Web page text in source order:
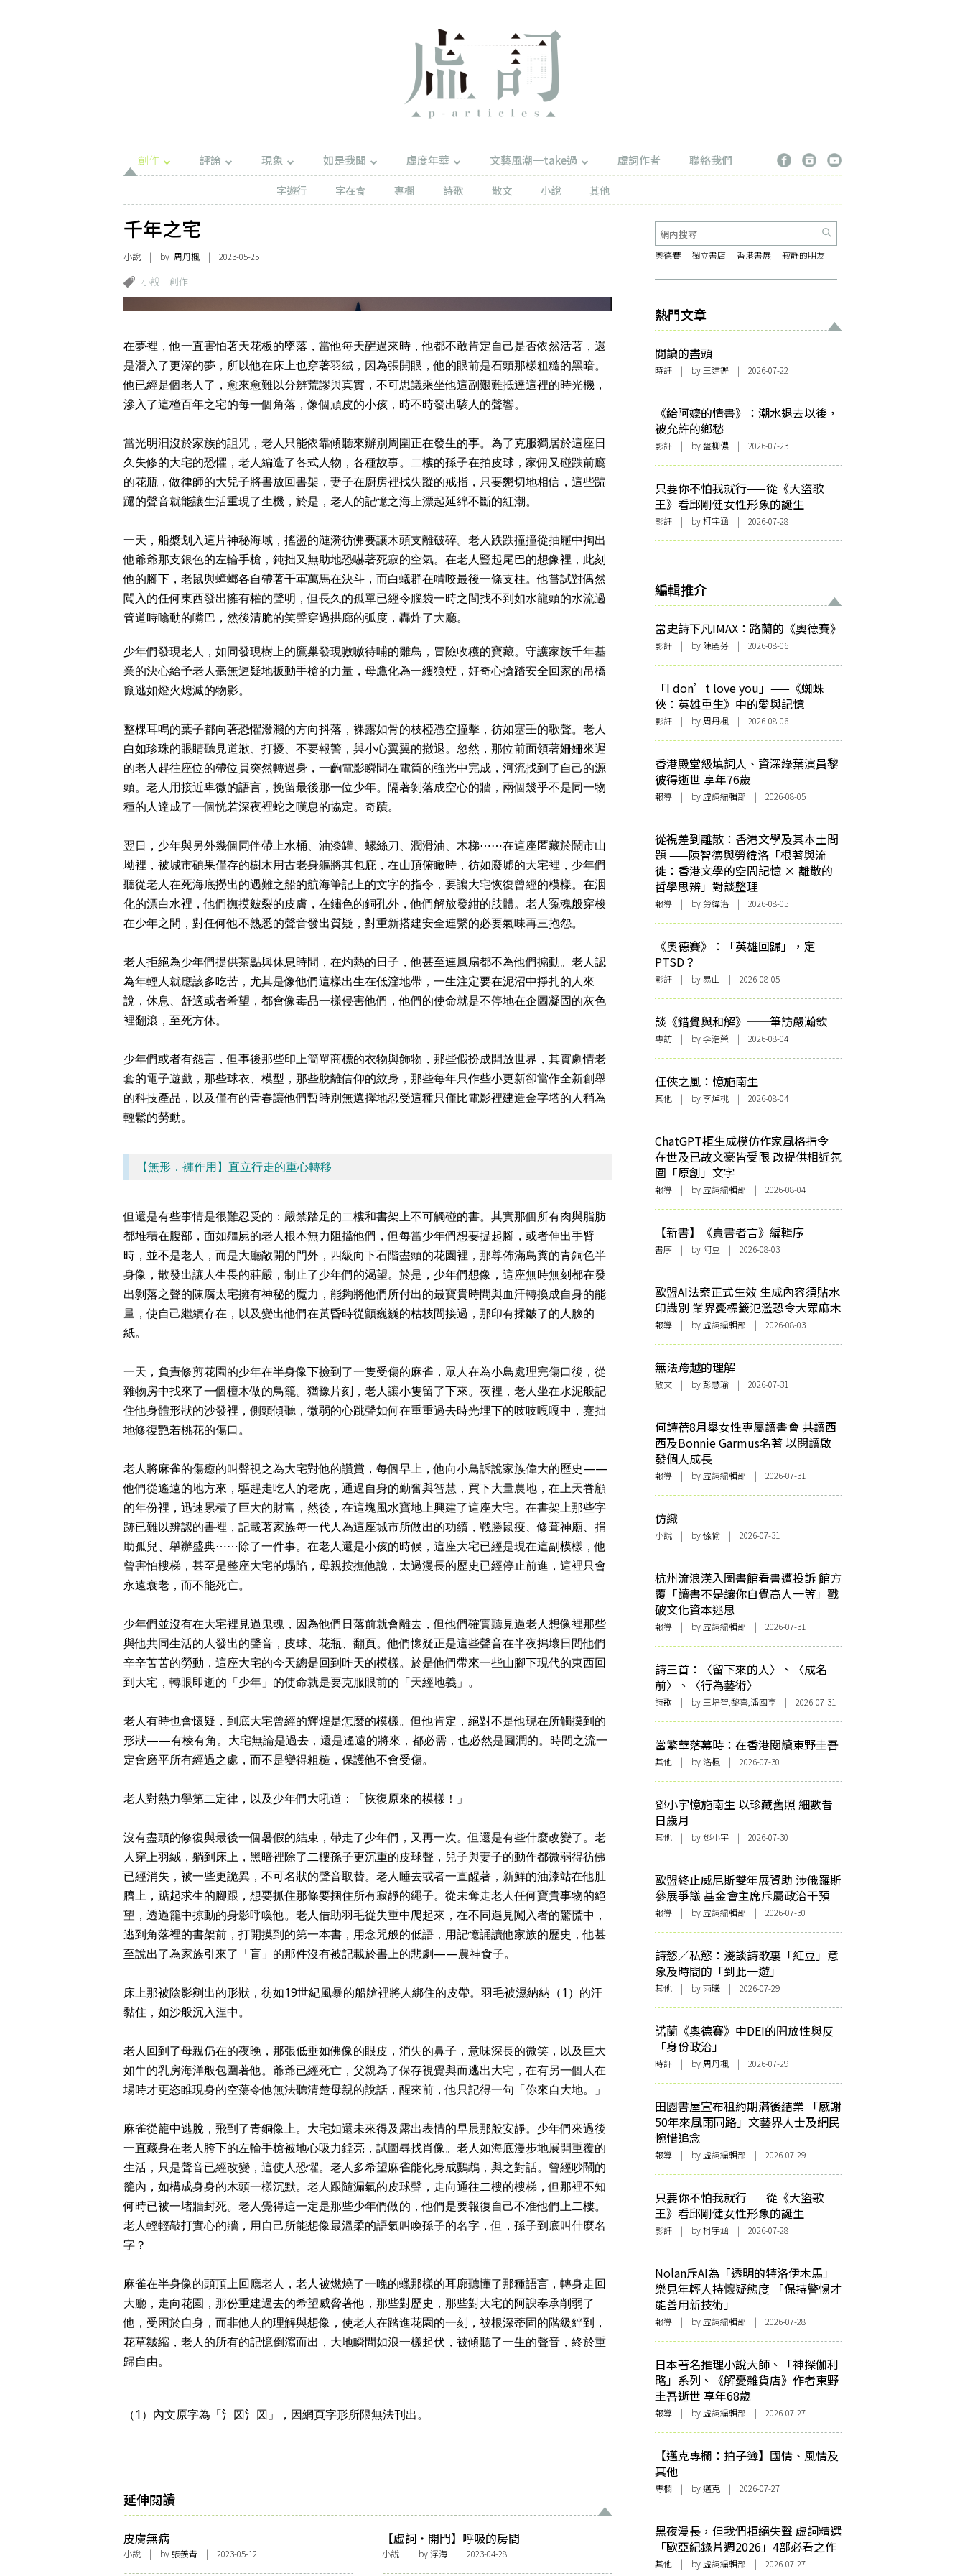
創作 評論 現象 如是我聞 虛度年華 文藝風潮一take過 虛詞作者
聯絡我們
字遊行
字在食 專欄 詩歌 散文 小說 其他
千年之宅
小說 | by 周丹楓 | 2023-05-25
小說 創作
在夢裡，他一直害怕著天花板的墜落，當他每天醒過來時，他都不敢肯定自己是否依然活著，還
是潛入了更深的夢，所以他在床上也穿著羽絨，因為張開眼，他的眼前是石頭那樣粗糙的黑暗。
他已經是個老人了，愈來愈難以分辨荒謬與真實，不可思議乘坐他這副艱難抵達這裡的時光機，
滲入了這橦百年之宅的每一個角落，像個頑皮的小孩，時不時發出駭人的聲響。
當光明汩沒於家族的詛咒，老人只能依靠傾聽來辦別周圍正在發生的事。為了克服獨居於這座日
久失修的大宅的恐懼，老人編造了各式人物，各種故事。二樓的孫子在拍皮球，家佣又碰跌前廳
的花瓶，做律師的大兒子將書放回書架，妻子在廚房裡找失蹤的戒指，只要懇切地相信，這些蹁
躚的聲音就能讓生活重現了生機，於是，老人的記憶之海上漂起延綿不斷的紅潮。
一天，船槳划入這片神秘海域，搖盪的漣漪彷佛要讓木頭支離破碎。老人跌跌撞撞從抽屜中掏出
他爺爺那支銀色的左輪手槍，鈍拙又無助地恐嚇著死寂的空氣。在老人豎起尾巴的想像裡，此刻
他的腳下，老鼠與蟑螂各自帶著千軍萬馬在決斗，而白蟻群在啃咬最後一條支柱。他嘗試對偶然
闖入的任何東西發出擁有權的聲明，但長久的孤單已經令腦袋一時之間找不到如水龍頭的水流過
管道時噏動的嘴巴，然後清脆的笑聲穿過拱廊的弧度，轟炸了大廳。
少年們發現老人，如同發現樹上的鷹巢發現嗷嗷待哺的雛鳥，冒險收穫的寶藏。守護家族千年基
業的決心給予老人毫無遲疑地扳動手槍的力量，母鷹化為一縷狼煙，好奇心搶踏安全回家的吊橋
竄逃如燈火熄滅的物影。
整棵耳鳴的葉子都向著恐懼潑濺的方向抖落，裸露如骨的枝椏憑空撞擊，彷如塞壬的歌聲。老人
白如珍珠的眼睛聽見道歉、打擾、不要報警，與小心翼翼的撤退。忽然，那位前面領著姍姍來遲
的老人趕往座位的帶位員突然轉過身，一齣電影瞬間在電筒的強光中完成，河流找到了自己的源
頭。老人用接近卑微的語言，挽留最後那一位少年。隔著剝落成空心的牆，兩個幾乎不是同一物
種的人達成了一個恍若深夜裡蛇之嘆息的協定。奇蹟。
翌日，少年與另外幾個同伴帶上水桶、油漆罐、螺絲刀、潤滑油、木梯⋯⋯在這座匿藏於鬧市山
坳裡，被城市碩果僅存的樹木用古老身軀將其包庇，在山頂俯瞰時，彷如廢墟的大宅裡，少年們
聽從老人在死海底撈出的遇難之船的航海筆記上的文字的指令，要讓大宅恢復曾經的模樣。在洇
化的漂白水裡，他們撫摸皴裂的皮膚，在鏽色的銅孔外，他們解放發紺的肢體。老人冤魂般穿梭
在少年之間，對任何他不熟悉的聲音發出質疑，對重新搭建安全連繫的必要氣味再三抱怨。
老人拒絕為少年們提供茶點與休息時間，在灼熱的日子，他甚至連風扇都不為他們搧動。老人認
為年輕人就應該多吃苦，尤其是像他們這樣出生在低漥地帶，一生注定要在泥沼中掙扎的人來
說，休息、舒適或者希望，都會像毒品一樣侵害他們，他們的使命就是不停地在企圖凝固的灰色
裡翻滾，至死方休。
少年們或者有怨言，但事後那些印上簡單商標的衣物與飾物，那些假扮成開放世界，其實劇情老
套的電子遊戲，那些球衣、模型，那些脫離信仰的紋身，那些每年只作些小更新卻當作全新創舉
的科技產品，以及僅有的青春讓他們暫時別無選擇地忍受這種只僅比電影裡建造金字塔的人稍為
輕鬆的勞動。
【無形．褲作用】直立行走的重心轉移
但還是有些事情是很難忍受的：嚴禁踏足的二樓和書架上不可觸碰的書。其實那個所有肉與脂肪
都堆積在腹部，面如殭屍的老人根本無力阻擋他們，但每當少年們想要提起腳，或者伸出手臂
時，並不是老人，而是大廳敞開的門外，四級向下石階盡頭的花園裡，那尊佈滿鳥糞的青銅色半
身像，散發出讓人生畏的莊嚴，制止了少年們的渴望。於是，少年們想像，這座無時無刻都在發
出剝落之聲的陳腐太宅擁有神秘的魔力，能夠將他們所付出的最寶貴時間與血汗轉換成自身的能
量，使自己繼續存在，以及變出他們在黃昏時從顫巍巍的枯枝間接過，那印有揉皺了的人臉的
紙。
一天，負責修剪花園的少年在半身像下撿到了一隻受傷的麻雀，眾人在為小鳥處理完傷口後，從
雜物房中找來了一個檀木做的鳥籠。猶豫片刻，老人讓小隻留了下來。夜裡，老人坐在水泥般記
住他身體形狀的沙發裡，側頭傾聽，微弱的心跳聲如何在重重過去時光埋下的吱吱嘎嘎中，蹇拙
地修復艷若桃花的傷口。
老人將麻雀的傷癒的叫聲視之為大宅對他的讚賞，每個早上，他向小鳥訴說家族偉大的歷史——
他們從遙遠的地方來，驅趕走吃人的老虎，通過自身的勤奮與智慧，買下大量農地，在上天眷顧
的年份裡，迅速累積了巨大的財富，然後，在這塊風水寶地上興建了這座大宅。在書架上那些字
跡已難以辨認的書裡，記載著家族每一代人為這座城市所做出的功續，戰勝鼠疫、修葺神廟、捐
助孤兒、舉辦盛典⋯⋯除了一件事。在老人還是小孩的時候，這座大宅已經是現在這副模樣，他
曾害怕樓梯，甚至是整座大宅的塌陷，母親按撫他說，太過漫長的歷史已經停止前進，這裡只會
永遠衰老，而不能死亡。
少年們並沒有在大宅裡見過鬼魂，因為他們日落前就會離去，但他們確實聽見過老人想像裡那些
與他共同生活的人發出的聲音，皮球、花瓶、翻頁。他們懷疑正是這些聲音在半夜搗壞日間他們
辛辛苦苦的勞動，這座大宅的今天總是回到昨天的模樣。於是他們帶來一些山腳下現代的東西回
到大宅，轉眼即逝的「少年」的使命就是要克服眼前的「天經地義」。
老人有時也會懷疑，到底大宅曾經的輝煌是怎麼的模樣。但他肯定，絕對不是他現在所觸摸到的
形狀——有棱有角。大宅無論是過去，還是遙遠的將來，都必需，也必然是圓潤的。時間之流一
定會磨平所有經過之處，而不是變得粗糙，保護他不會受傷。
老人對熱力學第二定律，以及少年們大吼道：「恢復原來的模樣！」
沒有盡頭的修復與最後一個暑假的結束，帶走了少年們，又再一次。但還是有些什麼改變了。老
人穿上羽絨，躺到床上，黑暗裡除了二樓孫子更沉重的皮球聲，兒子與妻子的動作都微弱得彷佛
已經消失，被一些更詭異，不可名狀的聲音取替。老人睡去或者一直醒著，新鮮的油漆站在他肚
臍上，踮起求生的腳跟，想要抓住那條要捆住所有寂靜的繩子。從未奪走老人任何寶貴事物的絕
望，透過籠中掠動的身影呼喚他。老人借助羽毛從失重中爬起來，在不同遇見闖入者的驚慌中，
逃到角落裡的書架前，打開摸到的第一本書，用念咒般的低語，用記憶誦讀他家族的歷史，他甚
至說出了為家族引來了「盲」的那件沒有被記載於書上的悲劇——農神食子。
床上那被陰影剜出的形狀， 彷如19世紀風暴的船艙裡將人綁住的皮帶。羽毛被濕納納（1）的汗
黏住，如沙般沉入涅中。
老人回到了母親仍在的夜晚，那張低垂如佛像的眼皮，消失的鼻子，意味深長的微笑，以及巨大
如牛的乳房海洋般包圍著他。爺爺已經死亡，父親為了保存視覺與而逃出大宅，在有另一個人在
場時才更恣睢現身的空蕩令他無法聽清楚母親的說話，醒來前，他只記得一句「你來自大地。」
麻雀從籠中逃脫，飛到了青銅像上。大宅如還未來得及露出表情的早晨那般安靜。少年們來過後
一直藏身在老人胯下的左輪手槍被地心吸力鏜亮，試圖尋找肖像。老人如海底漫步地展開重覆的
生活，只是聲音已經改變，這使人恐懼。老人多希望麻雀能化身成鸚鵡，與之對話。曾經吵鬧的
籠內，如構成身身的木頭一樣沉默。老人跟隨漏氣的皮球聲，走向通往二樓的樓梯，但那裡不知
何時已被一堵牆封死。老人覺得這一定是那些少年們做的，他們是要報復自己不准他們上二樓。
老人輕輕敲打實心的牆，用自己所能想像最溫柔的語氣叫喚孫子的名字，但，孫子到底叫什麼名
字？
麻雀在半身像的頭頂上回應老人，老人被燃燒了一晚的蠟那樣的耳廓聽懂了那種語言，轉身走回
大廳，走向花園，那份重建過去的希望威脅著他，那些對歷史，那些對大宅的阿諛奉承削弱了
他，受困於自身，而非他人的理解與想像，使老人在踏進花園的一刻，被根深蒂固的階級絆到，
花草皺縮，老人的所有的記憶倒瀉而出，大地瞬間如浪一樣起伏，被傾聽了一生的聲音，終於重
歸自由。
（1）內文原字為「氵㘝氵㘝」，因網頁字形所限無法刊出。
延伸閱讀
皮膚無病
小說 | by張羨青 | 2023-05-12
【虛詞・開門】呼吸的房間
小說 | by浮海 | 2023-04-28
奧德賽 獨立書店 香港書展 寂靜的朋友
熱門文章
閱讀的盡頭
時評 | by 王建鏗 | 2026-07-22
《給阿嬤的情書》：潮水退去以後，
被允許的鄉愁
影評 | by 盤柳儂 | 2026-07-23
只要你不怕我就行——從《大盜歌
王》看邱剛健女性形象的誕生
影評 | by 柯宇涵 | 2026-07-28
編輯推介
當史詩下凡IMAX：路蘭的《奧德賽》
影評 | by 陳麗芬 | 2026-08-06
「I don’t love you」——《蜘蛛
俠：英雄重生》中的愛與記憶
影評 | by 周丹楓 | 2026-08-06
香港殿堂級填詞人、資深綠葉演員黎
彼得逝世 享年76歲
報導 | by 虛詞編輯部 | 2026-08-05
從視差到離散：香港文學及其本土問
題 ——陳智德與勞緯洛「根著與流
徙：香港文學的空間記憶 × 離散的
哲學思辨」對談整理
報導 | by 勞緯洛 | 2026-08-05
《奧德賽》：「英雄回歸」，定
PTSD？
影評 | by 易山 | 2026-08-05
談《錯覺與和解》──筆訪嚴瀚欽
專訪 | by 李浩榮 | 2026-08-04
任俠之風：憶施南生
其他 | by 李焯桃 | 2026-08-04
ChatGPT拒生成模仿作家風格指令
在世及已故文豪皆受限 改提供相近氛
圍「原創」文字
報導 | by 虛詞編輯部 | 2026-08-04
【新書】《賣書者言》編輯序
書序 | by 阿豆 | 2026-08-03
歐盟AI法案正式生效 生成內容須貼水
印識別 業界憂標籤氾濫恐令大眾麻木
報導 | by 虛詞編輯部 | 2026-08-03
無法跨越的理解
散文 | by 彭慧瑜 | 2026-07-31
何詩蓓8月舉女性專屬讀書會 共讀西
西及Bonnie Garmus名著 以閱讀啟
發個人成長
報導 | by 虛詞編輯部 | 2026-07-31
仿織
小說 | by 悇愉 | 2026-07-31
杭州流浪漢入圖書館看書遭投訴 館方
覆「讀書不是讓你自覺高人一等」戳
破文化資本迷思
報導 | by 虛詞編輯部 | 2026-07-31
詩三首：〈留下來的人〉、〈成名
前〉、〈行為藝術〉
詩歌 | by 王培智,黎喜,潘國亨 | 2026-07-31
當繁華落幕時：在香港閱讀東野圭吾
其他 | by洛楓 | 2026-07-30
鄧小宇憶施南生 以珍藏舊照 細數昔
日歲月
其他 | by 鄧小宇 | 2026-07-30
歐盟終止威尼斯雙年展資助 涉俄羅斯
參展爭議 基金會主席斥屬政治干預
報導 | by 虛詞編輯部 | 2026-07-30
詩慾／私慾：淺談詩歌裏「紅豆」意
象及時間的「到此一遊」
其他 | by 雨曦 | 2026-07-29
諾蘭《奧德賽》中DEI的開放性與反
「身份政治」
時評 | by 周丹楓 | 2026-07-29
田園書屋宣布租約期滿後結業 「感謝
50年來風雨同路」文藝界人士及網民
惋惜追念
報導 | by 虛詞編輯部 | 2026-07-29
只要你不怕我就行——從《大盜歌
王》看邱剛健女性形象的誕生
影評 | by 柯宇涵 | 2026-07-28
Nolan斥AI為「透明的特洛伊木馬」
樂見年輕人持懷疑態度 「保持警惕才
能善用新技術」
報導 | by 虛詞編輯部 | 2026-07-28
日本著名推理小說大師、「神探伽利
略」系列、《解憂雜貨店》作者東野
圭吾逝世 享年68歲
報導 | by 虛詞編輯部 | 2026-07-27
【邁克專欄：拍子簿】國情、風情及
其他
專欄 | by邁克 | 2026-07-27
黑夜漫長，但我們拒絕失聲 虛詞精選
「歐亞紀錄片週2026」4部必看之作
其他 | by 虛詞編輯部 | 2026-07-27